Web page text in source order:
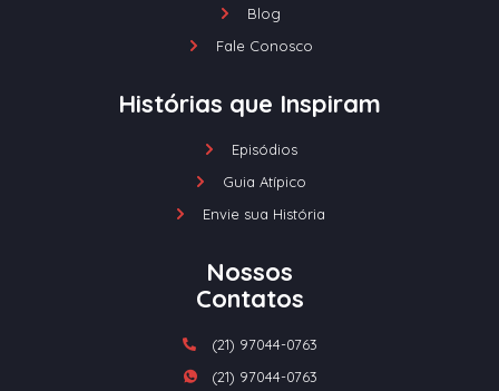
Blog
Fale Conosco
Histórias que Inspiram
Episódios
Guia Atípico
Envie sua História
Nossos
Contatos
(21) 97044-0763
(21) 97044-0763